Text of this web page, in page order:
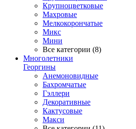
Крупноцветковые
Махровые
Мелкокорончатые
Микс
Мини
Все категории (8)
Многолетники
Георгины
Анемоновидные
Бахромчатые
Гэллери
Декоративные
Кактусовые
Макси